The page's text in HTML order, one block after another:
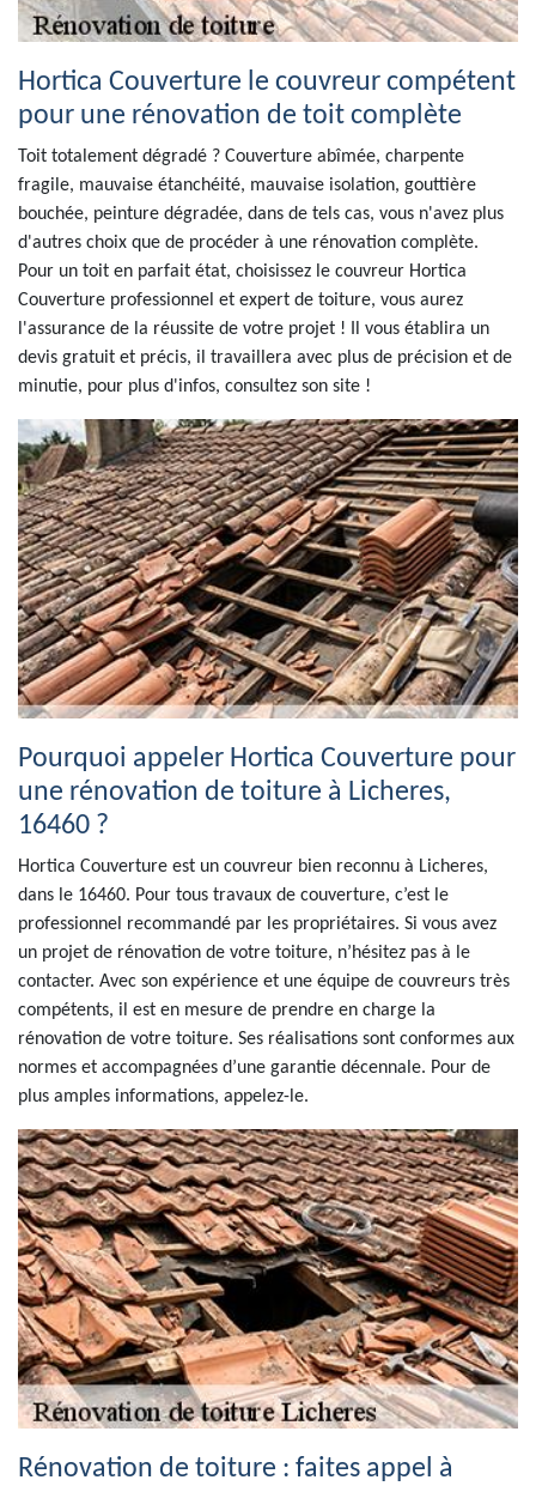
Hortica Couverture le couvreur compétent
pour une rénovation de toit complète
Toit totalement dégradé ? Couverture abîmée, charpente
fragile, mauvaise étanchéité, mauvaise isolation, gouttière
bouchée, peinture dégradée, dans de tels cas, vous n'avez plus
d'autres choix que de procéder à une rénovation complète.
Pour un toit en parfait état, choisissez le couvreur Hortica
Couverture professionnel et expert de toiture, vous aurez
l'assurance de la réussite de votre projet ! Il vous établira un
devis gratuit et précis, il travaillera avec plus de précision et de
minutie, pour plus d'infos, consultez son site !
Pourquoi appeler Hortica Couverture pour
une rénovation de toiture à Licheres,
16460 ?
Hortica Couverture est un couvreur bien reconnu à Licheres,
dans le 16460. Pour tous travaux de couverture, c’est le
professionnel recommandé par les propriétaires. Si vous avez
un projet de rénovation de votre toiture, n’hésitez pas à le
contacter. Avec son expérience et une équipe de couvreurs très
compétents, il est en mesure de prendre en charge la
rénovation de votre toiture. Ses réalisations sont conformes aux
normes et accompagnées d’une garantie décennale. Pour de
plus amples informations, appelez-le.
Rénovation de toiture : faites appel à